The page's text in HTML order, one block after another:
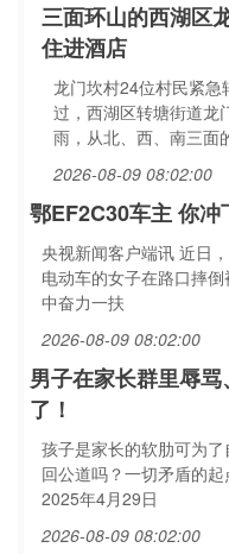
三面环山的西湖区
住进酒店
龙门坎村24位村民紧
过，西湖区转塘街道龙
雨，从北、西、南三面
2026-08-09 08:02:00
鄂EF2C30车主 你冲
央视新闻客户端讯 近日
电动车的女子在路口摔
中奋力一扶
2026-08-09 08:02:00
男子在家长群里辱
了！
孩子是家长的软肋可为
回公道吗？一切矛盾的起
2025年4月29日
2026-08-09 08:02:00